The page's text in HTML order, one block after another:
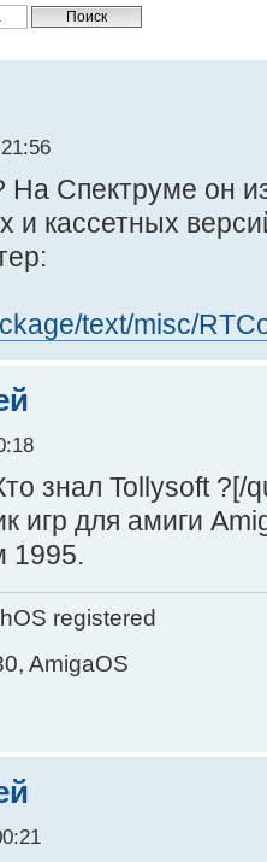
На Спектруме он
и кассетных
text/misc/
знал Tollysoft ?[/
игр для амиги
1995.
registered
AmigaOS